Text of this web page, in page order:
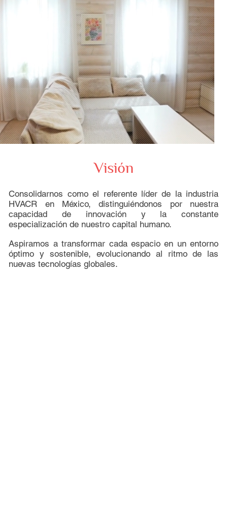
Visión
Consolidarnos como el referente líder de la industria
HVACR en México, distinguiéndonos por nuestra
capacidad de innovación y la constante
especialización de nuestro capital humano.
Aspiramos a transformar cada espacio en un entorno
óptimo y sostenible, evolucionando al ritmo de las
nuevas tecnologías globales.